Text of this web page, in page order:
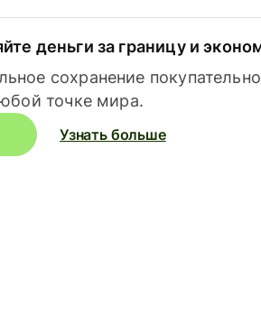
деньги за границу и
сохранение
точке мира.
Узнать больше